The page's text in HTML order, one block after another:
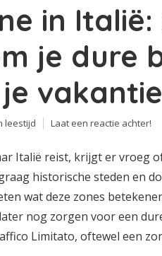
in Italië:
je dure
vakantie
leestijd Laat een reactie achter!
Italië reist, krijgt er vroeg
historische steden en
wat deze zones
nog zorgen voor een
Limitato, oftewel een